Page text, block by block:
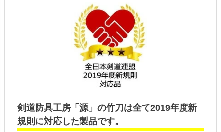
剣道防具工房「源」の竹刀 は全て2019年度新
規則 に対応した製品です。